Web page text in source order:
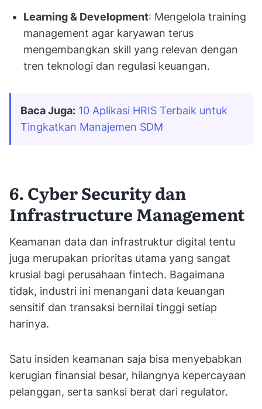
Learning & Development: Mengelola training
management agar karyawan terus
mengembangkan skill yang relevan dengan
tren teknologi dan regulasi keuangan.
Baca Juga: 10 Aplikasi HRIS Terbaik untuk
Tingkatkan Manajemen SDM
6. Cyber Security dan
Infrastructure Management
Keamanan data dan infrastruktur digital tentu
juga merupakan prioritas utama yang sangat
krusial bagi perusahaan fintech. Bagaimana
tidak, industri ini menangani data keuangan
sensitif dan transaksi bernilai tinggi setiap
harinya.
Satu insiden keamanan saja bisa menyebabkan
kerugian finansial besar, hilangnya kepercayaan
pelanggan, serta sanksi berat dari regulator.